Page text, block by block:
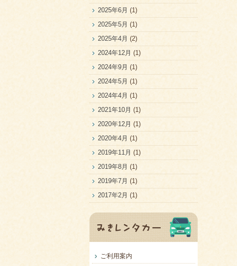
2025年6月 (1)
2025年5月 (1)
2025年4月 (2)
2024年12月 (1)
2024年9月 (1)
2024年5月 (1)
2024年4月 (1)
2021年10月 (1)
2020年12月 (1)
2020年4月 (1)
2019年11月 (1)
2019年8月 (1)
2019年7月 (1)
2017年2月 (1)
ご利用案内